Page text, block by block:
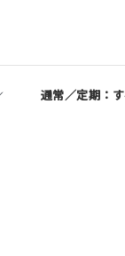
通常／定期：